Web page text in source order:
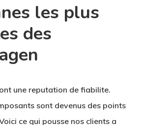
les plus
des
une reputation de fiabilite.
sont devenus des points
ce qui pousse nos clients a